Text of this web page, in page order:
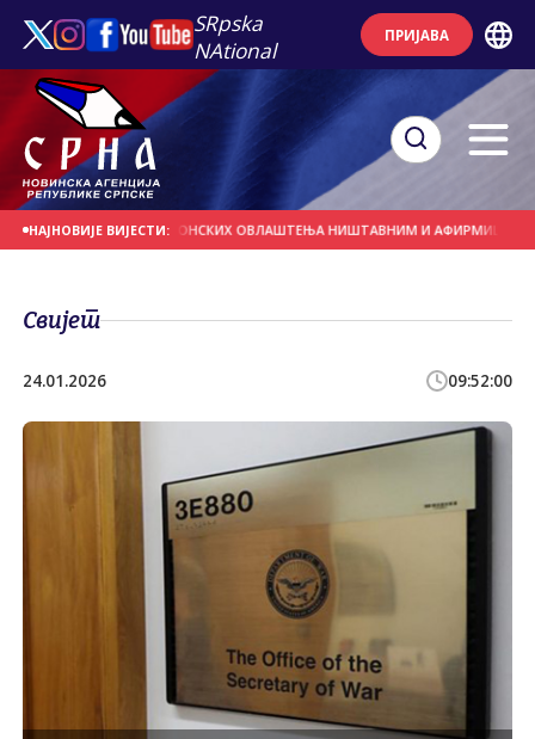
SRpska
NAtional
ПРИЈАВА
НАЈНОВИЈЕ ВИЈЕСТИ:
ПРОГЛАШЕЊЕ БОНСКИХ ОВЛАШТЕЊА НИШТАВНИМ И АФИРМИШУ ПРАВО
Свијет
24.01.2026 09:52:00